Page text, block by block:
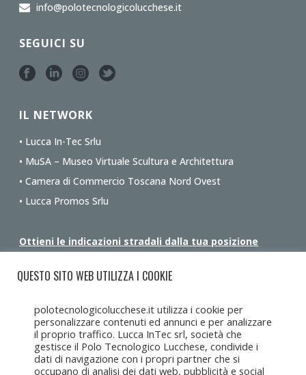
ElleFree Srl
Eureka Magazzino
Eureka Srl
Eureka Srl
Eureka Srl
Fuzzy Marketing Srl
Fuzzy Marketing Srl
Fuzzy Marketing Srl
info@polotecnologicolucchese.it
SEGUICI SU
IL NETWORK
• Lucca In-Tec Srlu
• MuSA – Museo Virtuale Scultura e Architettura
• Camera di Commercio Toscana Nord Ovest
• Lucca Promos Srlu
Ottieni le indicazioni stradali dalla tua posizione
QUESTO SITO WEB UTILIZZA I COOKIE
polotecnologicolucchese.it utilizza i cookie per
personalizzare contenuti ed annunci e per analizzare
il proprio traffico. Lucca InTec srl, società che
gestisce il Polo Tecnologico Lucchese, condivide i
dati di navigazione con i propri partner che si
occupano di analisi dei dati web, pubblicità e social